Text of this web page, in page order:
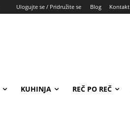
Ulogujte se / Pridružite se Blog Kontakt
KUHINJA REČ PO REČ